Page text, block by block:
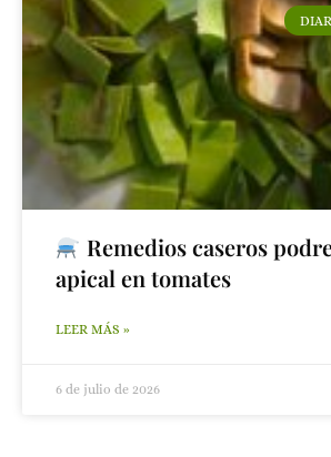
Remedios caseros
apical en tomates
LEER MÁS »
6 de julio de 2026